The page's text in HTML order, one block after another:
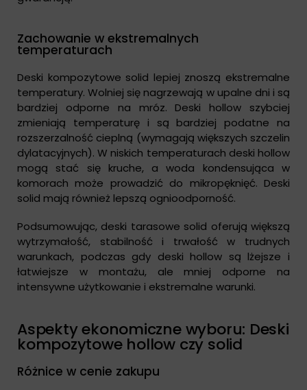
Zachowanie w ekstremalnych
temperaturach
Deski kompozytowe solid lepiej znoszą ekstremalne
temperatury. Wolniej się nagrzewają w upalne dni i są
bardziej odporne na mróz. Deski hollow szybciej
zmieniają temperaturę i są bardziej podatne na
rozszerzalność cieplną (wymagają większych szczelin
dylatacyjnych). W niskich temperaturach deski hollow
mogą stać się kruche, a woda kondensująca w
komorach może prowadzić do mikropęknięć. Deski
solid mają również lepszą ognioodporność.
Podsumowując, deski tarasowe solid oferują większą
wytrzymałość, stabilność i trwałość w trudnych
warunkach, podczas gdy deski hollow są lżejsze i
łatwiejsze w montażu, ale mniej odporne na
intensywne użytkowanie i ekstremalne warunki.
Aspekty ekonomiczne wyboru: Deski
kompozytowe hollow czy solid
Różnice w cenie zakupu